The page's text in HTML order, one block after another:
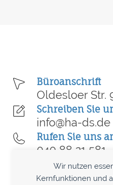
Wir nutzen
Kernfunktionen und
Büroanschrift
Oldesloer Str.
Schreiben Sie
info@ha-ds.de
Rufen Sie uns
040 88 21 581
Termin
Kostenlose